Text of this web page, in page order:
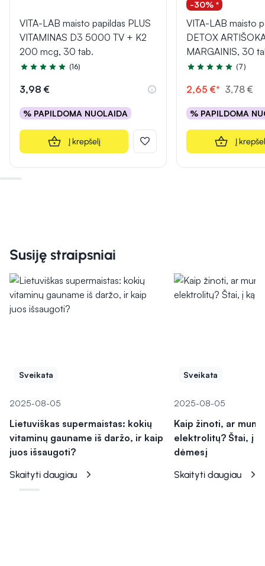
VITA-LAB maisto papildas PLUS
VITAMINAS D3 5000 TV + K2
200 mcg, 30 tab.
Įvertinimas 4.9 iš 5
(16)
3,98 €
% PAPILDOMA NUOLAIDA
Į krepšelį
-30% *
VITA-LAB maisto
DETOX
MARGAINIS, 30
Įvertinimas 5.0 iš 5
(7)
2,65 €* 3,78 €
% PAPILDOMA
Į
Susiję straipsniai
Sveikata
2025-08-05
Lietuviškas supermaistas: kokių
vitaminų gauname iš daržo, ir kaip
juos išsaugoti?
Skaityti daugiau
Sveikata
2025-08-05
Kaip žinoti, ar
elektrolitų? Štai, į
dėmesį
Skaityti daugiau